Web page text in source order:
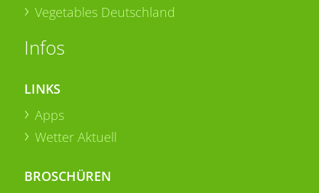
Vegetables Deutschland
Infos
LINKS
Apps
Wetter Aktuell
BROSCHÜREN